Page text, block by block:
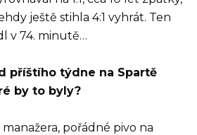
ještě stihla 4:1 vyhrát. Ten
v 74. minutě…
příštího týdne na Spartě
by to byly?
pořádné pivo na